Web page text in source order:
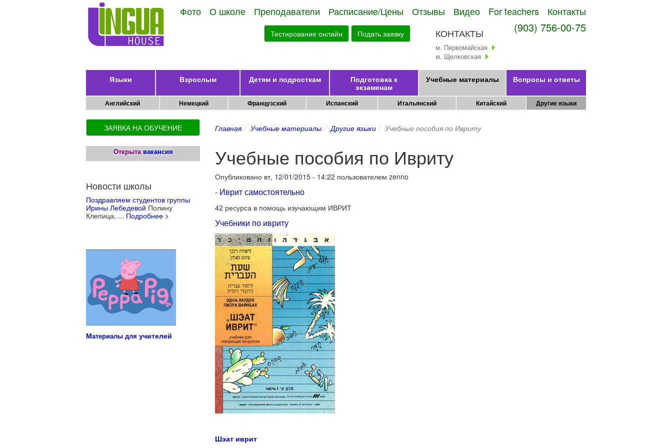
Фото О школе Преподаватели Расписание/Цены Отзывы Видео For teachers Контакты
(903) 756-00-75
КОНТАКТЫ
м. Первомайская
м. Щелковская
Тестирование онлайн Подать заявку
Языки Взрослым Детям и подросткам
Подготовка к
экзаменам
Учебные материалы Вопросы и ответы
Английский Немецкий Французский Испанский Итальянский Китайский Другие языки
ЗАЯВКА НА ОБУЧЕНИЕ
Открыта вакансия
Новости школы
Поздравляем студентов группы
Ирины Лебедевой Полину
Клепица, ... Подробнее >
Материалы для учителей
Главная Учебные материалы Другие языки Учебные пособия по Ивриту
Учебные пособия по Ивриту
Опубликовано вт, 12/01/2015 - 14:22 пользователем zenno
- Иврит самостоятельно
42 ресурса в помощь изучающим ИВРИТ
Учебники по ивриту
Шэат иврит